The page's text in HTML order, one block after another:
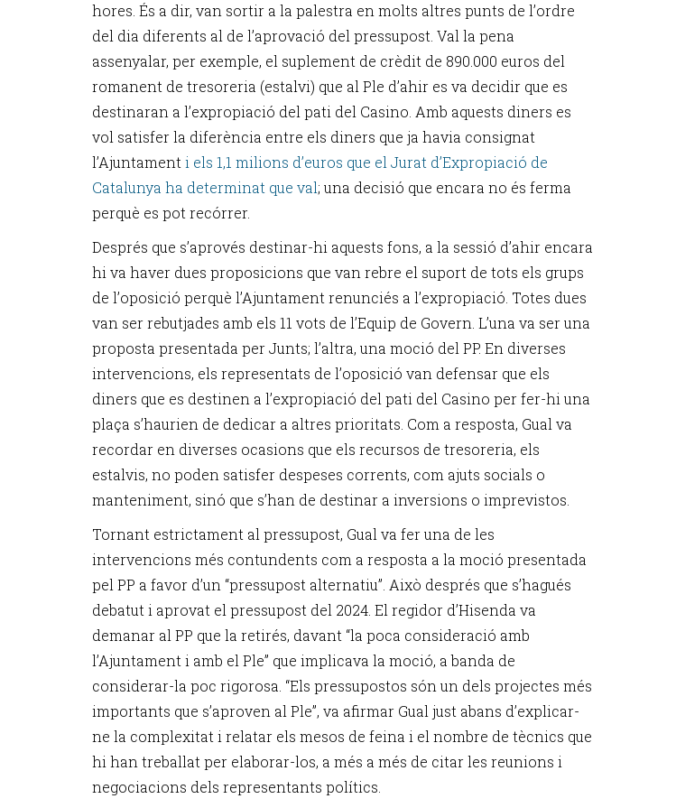
hores. És a dir, van sortir a la palestra en molts altres punts de l’ordre
del dia diferents al de l’aprovació del pressupost. Val la pena
assenyalar, per exemple, el suplement de crèdit de 890.000 euros del
romanent de tresoreria (estalvi) que al Ple d’ahir es va decidir que es
destinaran a l’expropiació del pati del Casino. Amb aquests diners es
vol satisfer la diferència entre els diners que ja havia consignat
l’Ajuntament i els 1,1 milions d’euros que el Jurat d’Expropiació de
Catalunya ha determinat que val; una decisió que encara no és ferma
perquè es pot recórrer.
Després que s’aprovés destinar-hi aquests fons, a la sessió d’ahir encara
hi va haver dues proposicions que van rebre el suport de tots els grups
de l’oposició perquè l’Ajuntament renunciés a l’expropiació. Totes dues
van ser rebutjades amb els 11 vots de l’Equip de Govern. L’una va ser una
proposta presentada per Junts; l’altra, una moció del PP. En diverses
intervencions, els representats de l’oposició van defensar que els
diners que es destinen a l’expropiació del pati del Casino per fer-hi una
plaça s’haurien de dedicar a altres prioritats. Com a resposta, Gual va
recordar en diverses ocasions que els recursos de tresoreria, els
estalvis, no poden satisfer despeses corrents, com ajuts socials o
manteniment, sinó que s’han de destinar a inversions o imprevistos.
Tornant estrictament al pressupost, Gual va fer una de les
intervencions més contundents com a resposta a la moció presentada
pel PP a favor d’un “pressupost alternatiu”. Això després que s’hagués
debatut i aprovat el pressupost del 2024. El regidor d’Hisenda va
demanar al PP que la retirés, davant “la poca consideració amb
l’Ajuntament i amb el Ple” que implicava la moció, a banda de
considerar-la poc rigorosa. “Els pressupostos són un dels projectes més
importants que s’aproven al Ple”, va afirmar Gual just abans d’explicar-
ne la complexitat i relatar els mesos de feina i el nombre de tècnics que
hi han treballat per elaborar-los, a més a més de citar les reunions i
negociacions dels representants polítics.